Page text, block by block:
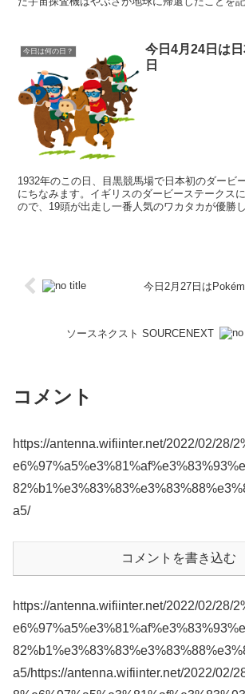
今日は何の日？
今日4月24日は
日
1932年のこの日、目黒競馬場で日本初のダービ
にちなみます。イギリスのダービーステークス
ので、19頭が出走し一番人気のワカタカが優勝
今日2月27日は
ソースネクスト SOURCENEXT
コメント
https://antenna.wifiinter.net/2022/02/28/
a5/
コメントを書き込む
https://antenna.wifiinter.net/2022/02/28/
a5/https://antenna.wifiinter.net/2022/02/